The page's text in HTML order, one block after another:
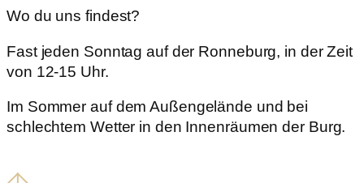
Wo du uns findest?
Fast jeden Sonntag auf der Ronneburg, in der Zeit
von 12-15 Uhr.
Im Sommer auf dem Außengelände und bei
schlechtem Wetter in den Innenräumen der Burg.